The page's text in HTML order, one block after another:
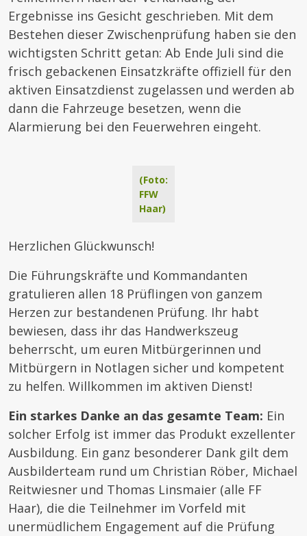
Ergebnisse ins Gesicht geschrieben. Mit dem
Bestehen dieser Zwischenprüfung haben sie den
wichtigsten Schritt getan: Ab Ende Juli sind die
frisch gebackenen Einsatzkräfte offiziell für den
aktiven Einsatzdienst zugelassen und werden ab
dann die Fahrzeuge besetzen, wenn die
Alarmierung bei den Feuerwehren eingeht.
(Foto:
FFW
Haar)
Herzlichen Glückwunsch!
Die Führungskräfte und Kommandanten
gratulieren allen 18 Prüflingen von ganzem
Herzen zur bestandenen Prüfung. Ihr habt
bewiesen, dass ihr das Handwerkszeug
beherrscht, um euren Mitbürgerinnen und
Mitbürgern in Notlagen sicher und kompetent
zu helfen. Willkommen im aktiven Dienst!
Ein starkes Danke an das gesamte Team: Ein
solcher Erfolg ist immer das Produkt exzellenter
Ausbildung. Ein ganz besonderer Dank gilt dem
Ausbilderteam rund um Christian Röber, Michael
Reitwiesner und Thomas Linsmaier (alle FF
Haar), die die Teilnehmer im Vorfeld mit
unermüdlichem Engagement auf die Prüfung